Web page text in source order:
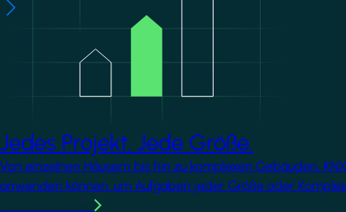
Jedes Projekt. Jede Größe.
Von einzelnen Häusern bis hin zu komplexen Gebäuden,
anwenden können, um Aufgaben jeder Größe oder